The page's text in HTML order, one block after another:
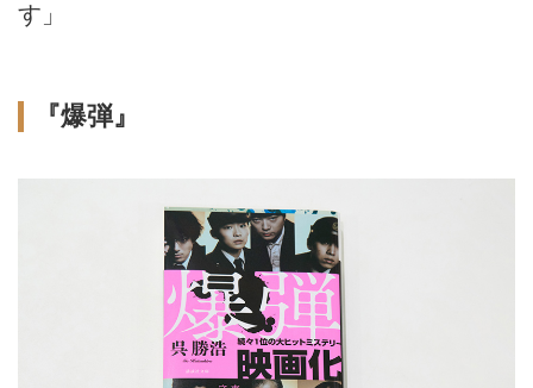
す」
『爆弾』